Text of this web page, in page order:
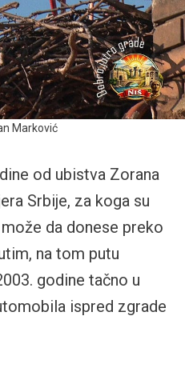
Marković
od ubistva Zorana
Srbije, za koga su
da donese preko
na tom putu
godine tačno u
ispred zgrade